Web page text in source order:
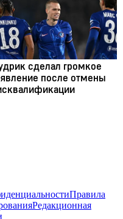
Правила
Редакционная